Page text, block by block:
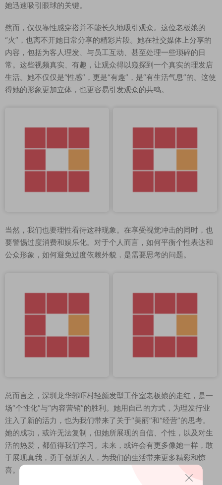
她迅速吸引眼球的关键。
然而，仅仅靠性感穿搭并不能长久地吸引观众。这位老板娘的
“火”，也离不开她日常分享的精彩片段。她在社交媒体上分享的
内容，包括为客人理发、与员工互动、甚至处理一些琐碎的日
常。这些视频真实、有趣，让观众得以窥探到一个真实的理发店
生活。她不仅仅是“性感”，更是“有趣”，是“有生活气息”的。这使
得她的形象更加立体，也更容易引发观众的共鸣。
当然，我们也要理性看待这种现象。在享受视觉冲击的同时，也
要警惕过度消费和娱乐化。对于个人而言，如何平衡个性表达和
公众形象，如何避免过度依赖外貌，是需要思考的问题。
总而言之，深圳龙华郭吓村轻颜发型工作室老板娘的走红，是一
场“个性化”与“内容营销”的胜利。她用自己的方式，为理发行业
注入了新的活力，也为我们带来了关于“美丽”和“经营”的思考。
她的成功，或许无法复制，但她所展现的自信、个性，以及对生
活的热爱，都值得我们学习。未来，或许会有更多像她一样，敢
于展现真我，勇于创新的人，为我们的生活带来更多精彩和惊
喜。